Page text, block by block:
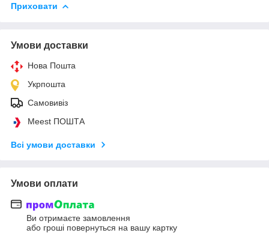
Приховати
Умови доставки
Нова Пошта
Укрпошта
Самовивіз
Meest ПОШТА
Всі умови доставки
Умови оплати
Ви отримаєте замовлення
або гроші повернуться на вашу картку